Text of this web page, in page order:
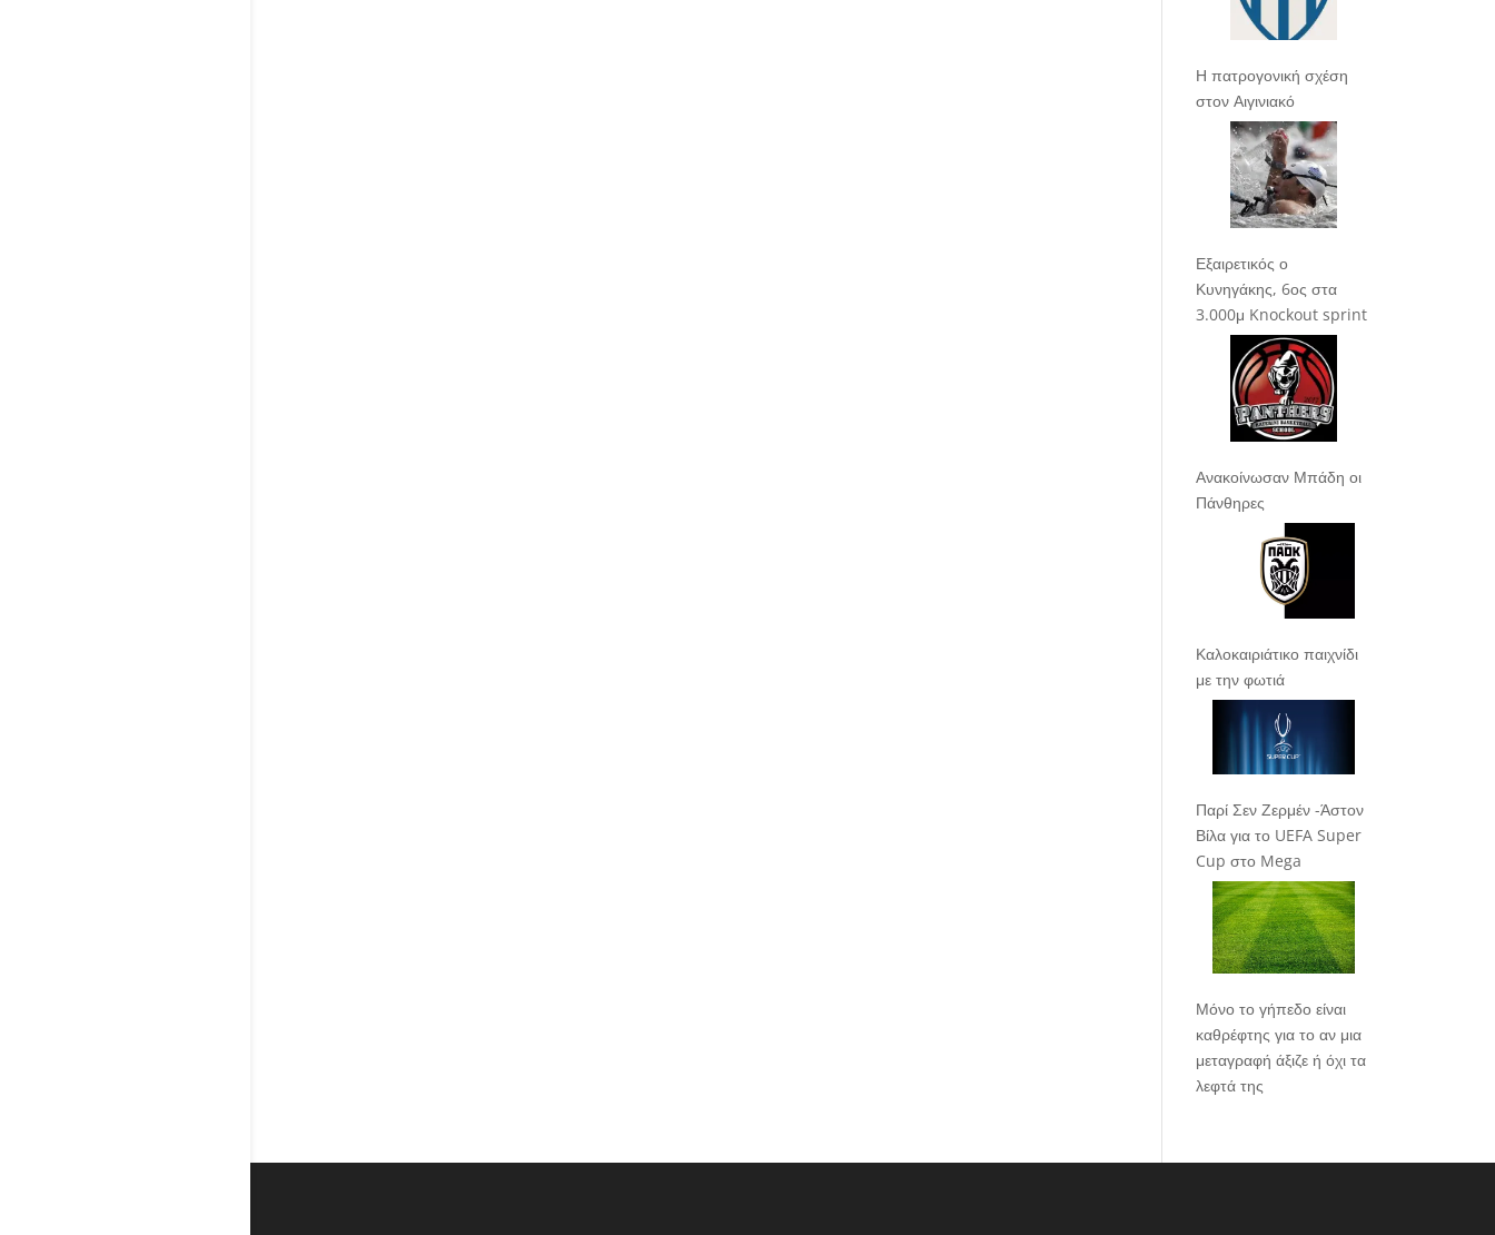
Η πατρογονική σχέση
στον Αιγινιακό
Εξαιρετικός ο
Κυνηγάκης, 6ος στα
3.000μ Knockout sprint
Ανακοίνωσαν Μπάδη οι
Πάνθηρες
Καλοκαιριάτικο παιχνίδι
με την φωτιά
Παρί Σεν Ζερμέν -Άστον
Βίλα για το UEFA Super
Cup στο Mega
Μόνο το γήπεδο είναι
καθρέφτης για το αν μια
μεταγραφή άξιζε ή όχι τα
λεφτά της